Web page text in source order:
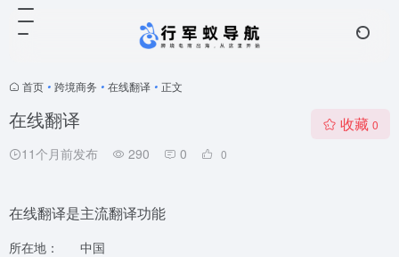
首页 • 跨境商务 • 在线翻译 • 正文
在线翻译
11个月前发布 290 0 0
收藏 0
在线翻译是主流翻译功能
所在地：
中国